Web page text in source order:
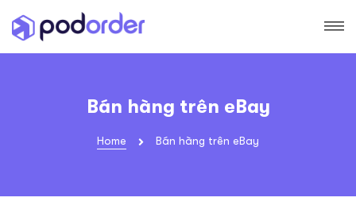
Bán hàng trên eBay
Home Bán hàng trên eBay